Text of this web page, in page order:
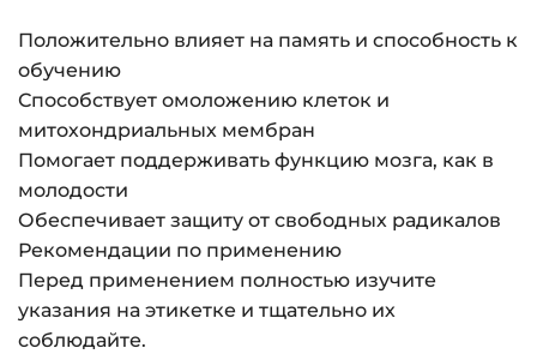
Положительно влияет на память и способность к
обучению
Способствует омоложению клеток и
митохондриальных мембран
Помогает поддерживать функцию мозга, как в
молодости
Обеспечивает защиту от свободных радикалов
Рекомендации по применению
Перед применением полностью изучите
указания на этикетке и тщательно их
соблюдайте.